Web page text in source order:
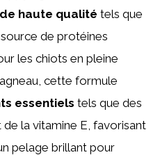
haute qualité tels que
source de protéines
les chiots en pleine
cette formule
essentiels tels que des
la vitamine E, favorisant
pelage brillant pour